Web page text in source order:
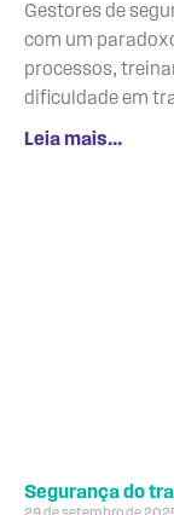
Gestores de
com um
processos,
dificuldade em
Leia mais...
Segurança do